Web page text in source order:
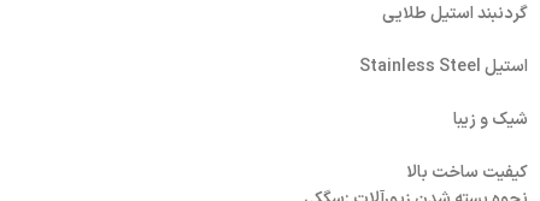
گردنبند استیل طلایی
استیل Stainless Steel
شیک و زیبا
کیفیت ساخت بالا